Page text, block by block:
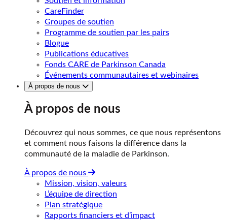
CareFinder
Groupes de soutien
Programme de soutien par les pairs
Blogue
Publications éducatives
Fonds CARE de Parkinson Canada
Événements communautaires et webinaires
À propos de nous
À propos de nous
Découvrez qui nous sommes, ce que nous représentons
et comment nous faisons la différence dans la
communauté de la maladie de Parkinson.
À propos de nous
Mission, vision, valeurs
L’équipe de direction
Plan stratégique
Rapports financiers et d’impact